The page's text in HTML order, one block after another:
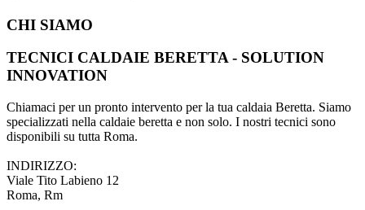
CHI SIAMO
TECNICI CALDAIE BERETTA - SOLUTION
INNOVATION
Chiamaci per un pronto intervento per la tua caldaia Beretta. Siamo
specializzati nella caldaie beretta e non solo. I nostri tecnici sono
disponibili su tutta Roma.
INDIRIZZO:
Viale Tito Labieno 12
Roma, Rm